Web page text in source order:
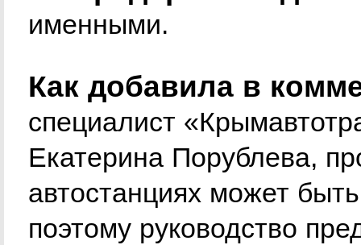
именными.
Как добавила в
специалист
Екатерина Порублева,
автостанциях может
поэтому руководство